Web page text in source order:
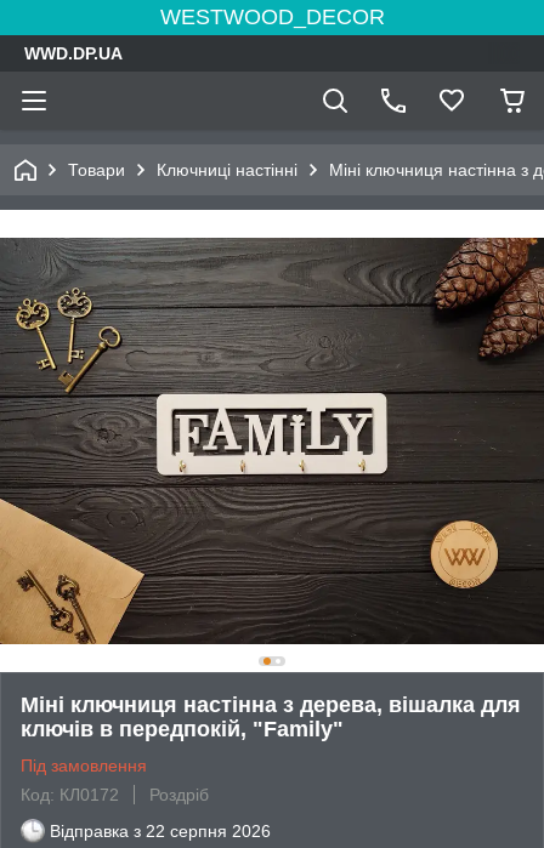
WESTWOOD_DECOR
WWD.DP.UA
Товари Ключниці настінні Міні ключниця настінна з
Міні ключниця настінна з дерева, вішалка для
ключів в передпокій, "Family"
Під замовлення
Код: КЛ0172
Роздріб
Відправка з 22 серпня 2026